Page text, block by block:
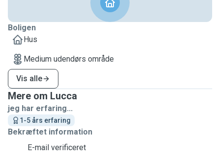
Boligen
Hus
Medium udendørs område
Vis alle
Mere om Lucca
jeg har erfaring...
1-5 års erfaring
Bekræftet information
E-mail verificeret